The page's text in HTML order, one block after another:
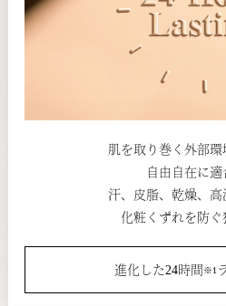
肌を取り巻く外部環
自由自在に適
汗、皮脂、乾燥、高
化粧くずれを防ぐ
進化した24時間 ※1